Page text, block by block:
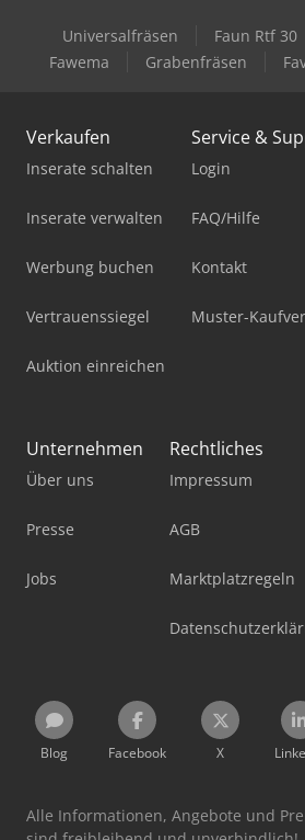
Universalfräsen Faun Rtf 30
Fawema
Grabenfräsen
Verkaufen
Inserate schalten
Inserate verwalten
Werbung buchen
Vertrauenssiegel
Auktion einreichen
Service &
Login
FAQ/Hilfe
Kontakt
Muster-
Unternehmen
Über uns
Presse
Jobs
Rechtliches
Impressum
AGB
Marktplatzregeln
Blog Facebook X
Alle Informationen, Angebote und